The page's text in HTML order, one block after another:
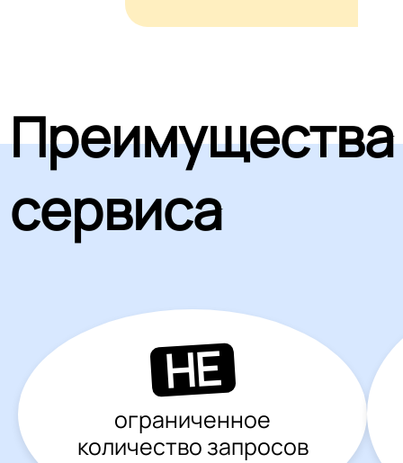
Преимущества
сервиса
НЕ
ограниченное
количество запросов